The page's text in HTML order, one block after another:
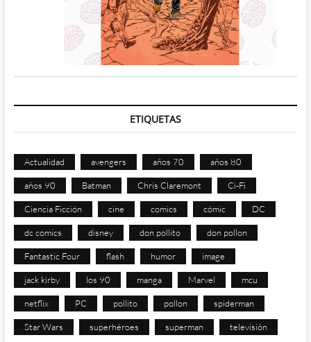
ETIQUETAS
Actualidad avengers años 70 años 80
años 90 Batman Chris Claremont Ci-Fi
Ciencia Ficción cine comics cómic DC
dc comics disney don pollito don pollon
Fantastic Four flash humor image
jack kirby los 90 manga Marvel mcu
netflix PC pollito pollon spiderman
Star Wars superhéroes superman televisión